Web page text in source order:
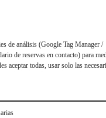
de análisis (Google Tag Manager /
de reservas en contacto) para
aceptar todas, usar solo las